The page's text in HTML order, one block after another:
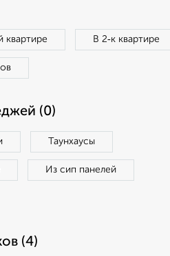
квартире В 2‑к квартире
(0)
Таунхаусы
Из сип панелей
(4)